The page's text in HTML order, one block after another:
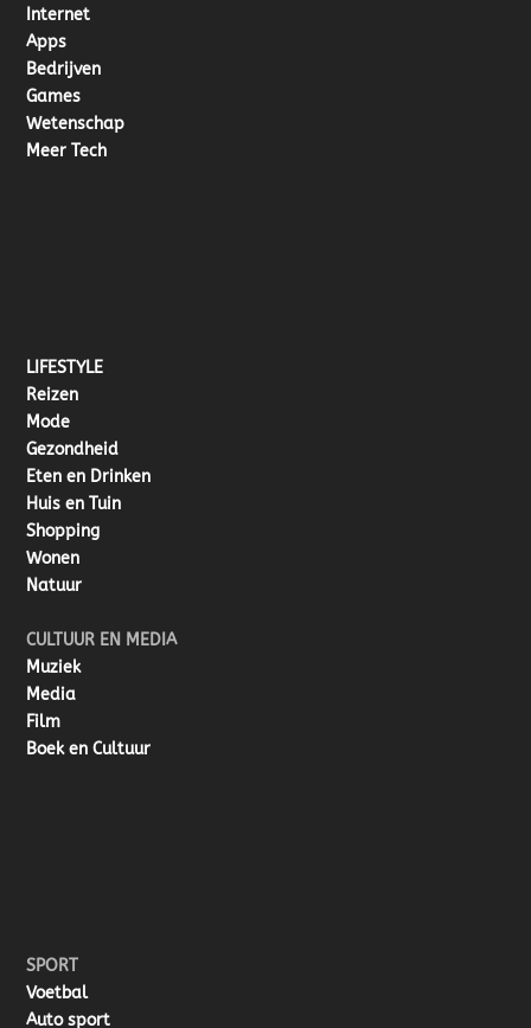
Internet
Apps
Bedrijven
Games
Wetenschap
Meer Tech
LIFESTYLE
Reizen
Mode
Gezondheid
Eten en Drinken
Huis en Tuin
Shopping
Wonen
Natuur
CULTUUR EN MEDIA
Muziek
Media
Film
Boek en Cultuur
SPORT
Voetbal
Auto sport